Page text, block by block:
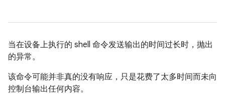
当在设备上执行的 shell 命令发送输出的时间过长时，抛出
的异常。
该命令可能并非真的没有响应，只是花费了太多时间而未向
控制台输出任何内容。